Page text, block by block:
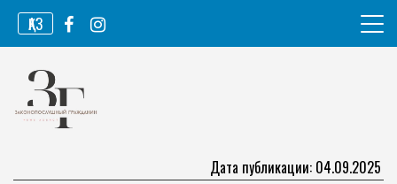
Перейти
содержимому
ҚАЗ
Законопослушный гражданин
Дата публикации: 04.09.2025